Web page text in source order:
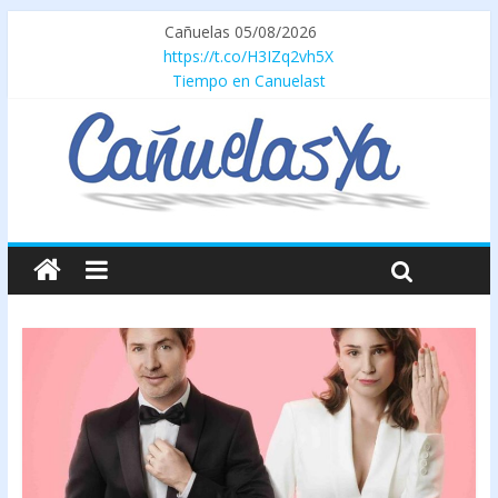
Cañuelas 05/08/2026
https://t.co/H3IZq2vh5X
Tiempo en Canuelast